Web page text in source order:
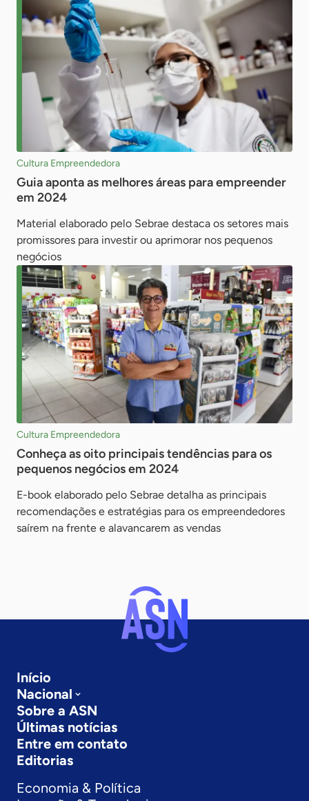
Cultura Empreendedora
Guia aponta as melhores áreas para empreender
em 2024
Material elaborado pelo Sebrae destaca os setores mais
promissores para investir ou aprimorar nos pequenos
negócios
Cultura Empreendedora
Conheça as oito principais tendências para os
pequenos negócios em 2024
E-book elaborado pelo Sebrae detalha as principais
recomendações e estratégias para os empreendedores
saírem na frente e alavancarem as vendas
Início
Nacional
Sobre a ASN
Últimas notícias
Entre em contato
Editorias
Economia & Política